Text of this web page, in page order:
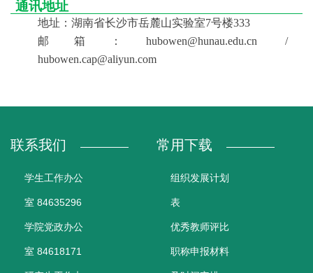
通讯地址
地址：湖南省长沙市岳麓山实验室7号楼333
邮箱：hubowen@hunau.edu.cn /
hubowen.cap@aliyun.com
联系我们
学生工作办公
室 84635296
学院党政办公
室 84618171
常用下载
组织发展计划
表
优秀教师评比
职称申报材料